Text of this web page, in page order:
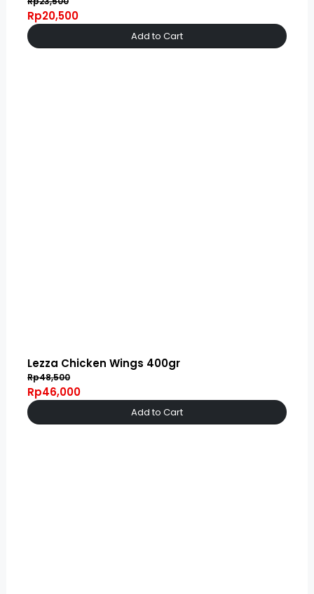
Rp20,500
Add to Cart
Lezza Chicken Wings 400gr
Rp48,500
Rp46,000
Add to Cart